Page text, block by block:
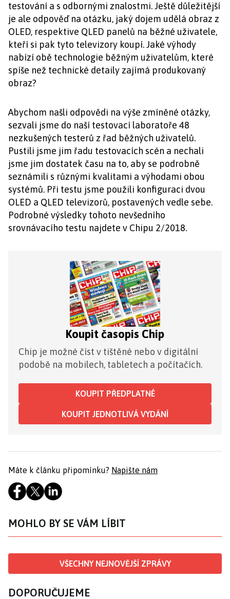
testování a s odbornými znalostmi. Ještě důležitější
je ale odpověď na otázku, jaký dojem udělá obraz z
OLED, respektive QLED panelů na běžné uživatele,
kteří si pak tyto televizory koupí. Jaké výhody
nabízí obě technologie běžným uživatelům, které
spíše než technické detaily zajímá produkovaný
obraz?
Abychom našli odpovědi na výše zmíněné otázky,
sezvali jsme do naší testovací laboratoře 48
nezkušených testerů z řad běžných uživatelů.
Pustili jsme jim řadu testovacích scén a nechali
jsme jim dostatek času na to, aby se podrobně
seznámili s různými kvalitami a výhodami obou
systémů. Při testu jsme použili konfiguraci dvou
OLED a QLED televizorů, postavených vedle sebe.
Podrobné výsledky tohoto nevšedního
srovnávacího testu najdete v Chipu 2/2018.
Koupit časopis Chip
Chip je možné číst v tištěné nebo v digitální
podobě na mobilech, tabletech a počítačích.
KOUPIT PŘEDPLATNÉ
KOUPIT JEDNOTLIVÁ VYDÁNÍ
Máte k článku připomínku? Napište nám
MOHLO BY SE VÁM LÍBIT
VŠECHNY NEJNOVĚJŠÍ ZPRÁVY
DOPORUČUJEME